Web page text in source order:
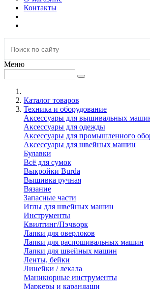
Контакты
Меню
Каталог товаров
Техника и оборудование
Аксессуары для вышивальных
Аксессуары для одежды
Аксессуары для промышленного
Аксессуары для швейных машин
Булавки
Всё для сумок
Выкройки Burda
Вышивка ручная
Вязание
Запасные части
Иглы для швейных машин
Инструменты
Квилтинг/Пэчворк
Лапки для оверлоков
Лапки для распошивальных машин
Лапки для швейных машин
Ленты, бейки
Линейки / лекала
Маникюрные инструменты
Маркеры и карандаши